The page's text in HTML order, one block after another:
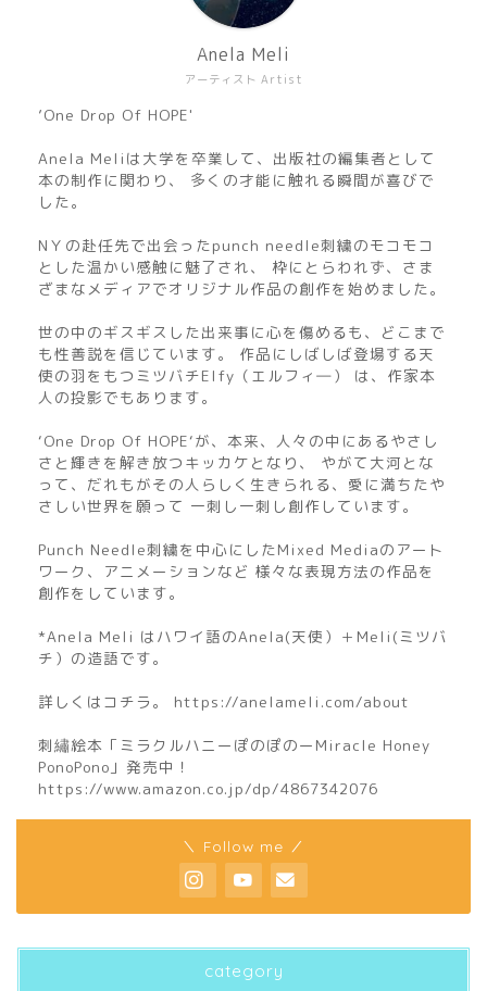
アーティスト Artist
Anela Meli
’One Drop Of HOPE'
Anela Meliは大学を卒業して、出版社の編集者として
本の制作に関わり、 多くの才能に触れる瞬間が喜びで
した。
NＹの赴任先で出会ったpunch needle刺繍のモコモコ
とした温かい感触に魅了され、 枠にとらわれず、さま
ざまなメディアでオリジナル作品の創作を始めました。
世の中のギスギスした出来事に心を傷めるも、どこまで
も性善説を信じています。 作品にしばしば登場する天
使の羽をもつミツバチElfy（エルフィ―） は、作家本
人の投影でもあります。
‘One Drop Of HOPE‘が、本来、人々の中にあるやさし
さと輝きを解き放つキッカケとなり、 やがて大河とな
って、だれもがその人らしく生きられる、愛に満ちたや
さしい世界を願って 一刺し一刺し創作しています。
Punch Needle刺繍を中心にしたMixed Mediaのアート
ワーク、アニメーションなど 様々な表現方法の作品を
創作をしています。
*Anela Meli はハワイ語のAnela(天使）＋Meli(ミツバ
チ）の造語です。
詳しくはコチラ。 https://anelameli.com/about
刺繡絵本「ミラクルハニーぽのぽのーMiracle Honey
PonoPono」発売中！
https://www.amazon.co.jp/dp/4867342076
＼ Follow me ／
category